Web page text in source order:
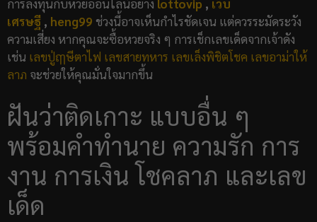
การลงทุนกับหวยออนไลน์อย่าง lottovip , เว็บ
เศรษฐี , heng99 ช่วงนี้อาจเห็นกำไรชัดเจน แต่ควรระมัดระวัง
ความเสี่ยง หากคุณจะซื้อหวยจริง ๆ การเช็กเลขเด็ดจากเจ้าดัง
เช่น เลขปู่ฤๅษีตาไฟ เลขสายทหาร เลขเล็งพิชิตโชค เลขอาม่าให้
ลาภ จะช่วยให้คุณมั่นใจมากขึ้น
ฝันว่าติดเกาะ แบบอื่น ๆ
พร้อมคำทำนาย ความรัก การ
งาน การเงิน โชคลาภ และเลข
เด็ด